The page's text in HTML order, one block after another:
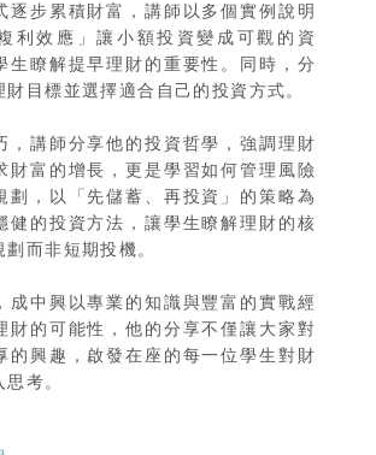
逐步累積財富，講師以多個實例說明
利效應」讓小額投資變成可觀的資
生瞭解提早理財的重要性。同時，分
目標並選擇適合自己的投資方式。
，講師分享他的投資哲學，強調理財
財富的增長，更是學習如何管理風險
劃，以「先儲蓄、再投資」的策略為
健的投資方法，讓學生瞭解理財的核
而非短期投機。
成中興以專業的知識與豐富的實戰經
財的可能性，他的分享不僅讓大家對
的興趣，啟發在座的每一位學生對財
考。